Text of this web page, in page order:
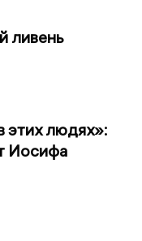
ливень
этих людях»:
Иосифа